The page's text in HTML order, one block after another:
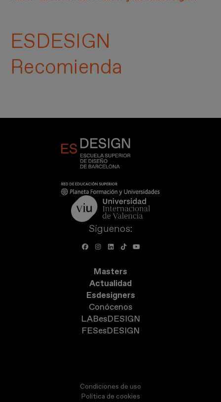
ESDESIGN
Recomienda
Síguenos:
Masters
Actualidad
Esdesigners
Conócenos
LABesDESIGN
FESesDESIGN
Condiciones de uso
Política de cookies